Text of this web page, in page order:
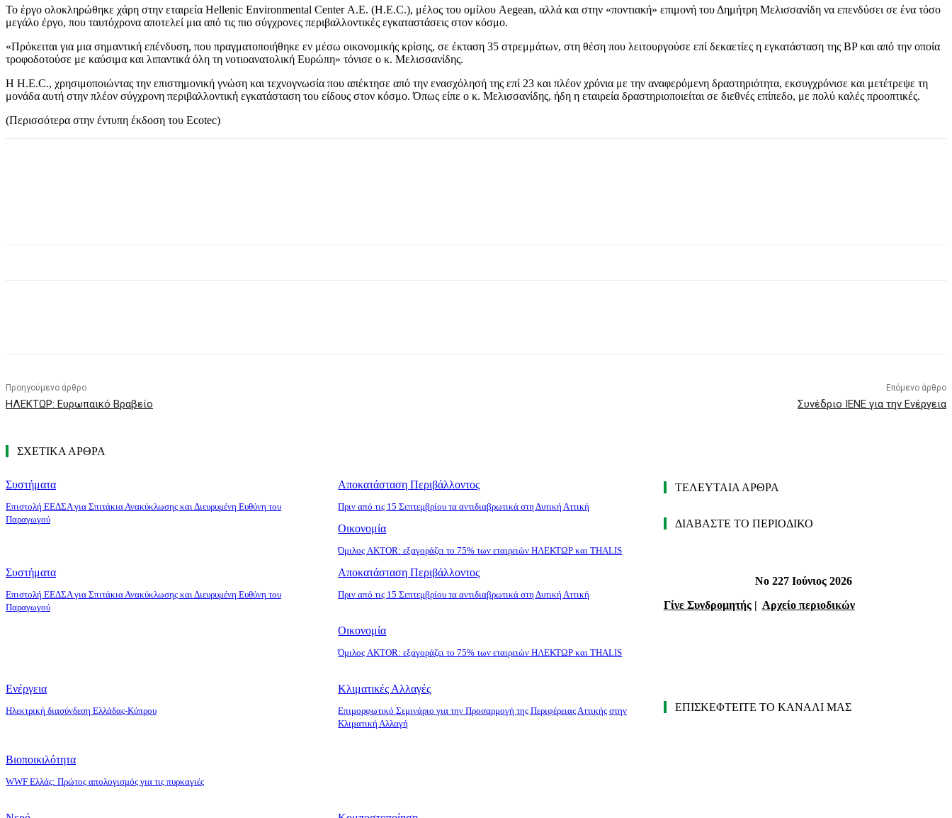
Το έργο ολοκληρώθηκε χάρη στην εταιρεία Hellenic Environmental Center Α.Ε. (H.E.C.), μέλος του ομίλου Aegean, αλλά και στην «ποντιακή» επιμονή του Δημήτρη Μελισσανίδη να επενδύσει σε ένα τόσο
μεγάλο έργο, που ταυτόχρονα αποτελεί μια από τις πιο σύγχρονες περιβαλλοντικές εγκαταστάσεις στον κόσμο.
«Πρόκειται για μια σημαντική επένδυση, που πραγματοποιήθηκε εν μέσω οικονομικής κρίσης, σε έκταση 35 στρεμμάτων, στη θέση που λειτουργούσε επί δεκαετίες η εγκατάσταση της BP και από την οποία
τροφοδοτούσε με καύσιμα και λιπαντικά όλη τη νοτιοανατολική Ευρώπη» τόνισε ο κ. Μελισσανίδης.
Η H.E.C., χρησιμοποιώντας την επιστημονική γνώση και τεχνογνωσία που απέκτησε από την ενασχόλησή της επί 23 και πλέον χρόνια με την αναφερόμενη δραστηριότητα, εκσυγχρόνισε και μετέτρεψε τη
μονάδα αυτή στην πλέον σύγχρονη περιβαλλοντική εγκατάσταση του είδους στον κόσμο. Όπως είπε ο κ. Μελισσανίδης, ήδη η εταιρεία δραστηριοποιείται σε διεθνές επίπεδο, με πολύ καλές προοπτικές.
(Περισσότερα στην έντυπη έκδοση του Ecotec)
Προηγούμενο άρθρο
ΗΛΕΚΤΩΡ: Ευρωπαικό Βραβείο
Επόμενο άρθρο
Συνέδριο ΙΕΝΕ για την Ενέργεια
ΣΧΕΤΙΚΑ ΑΡΘΡΑ
Συστήματα
Επιστολή ΕΕΔΣΑ για Σπιτάκια Ανακύκλωσης και Διευρυμένη Ευθύνη του
Παραγωγού
Αποκατάσταση Περιβάλλοντος
Πριν από τις 15 Σεπτεμβρίου τα αντιδιαβρωτικά στη Δυτική Αττική
Οικονομία
Όμιλος AKTOR: εξαγοράζει το 75% των εταιρειών ΗΛΕΚΤΩΡ και THALIS
ΤΕΛΕΥΤΑΙΑ ΑΡΘΡΑ
Συστήματα
Επιστολή ΕΕΔΣΑ για Σπιτάκια Ανακύκλωσης και Διευρυμένη Ευθύνη του
Παραγωγού
Αποκατάσταση Περιβάλλοντος
Πριν από τις 15 Σεπτεμβρίου τα αντιδιαβρωτικά στη Δυτική Αττική
Οικονομία
Όμιλος AKTOR: εξαγοράζει το 75% των εταιρειών ΗΛΕΚΤΩΡ και THALIS
Ενέργεια
Ηλεκτρική διασύνδεση Ελλάδας-Κύπρου
Κλιματικές Αλλαγές
Επιμορφωτικό Σεμινάριο για την Προσαρμογή της Περιφέρειας Αττικής στην
Κλιματική Αλλαγή
Βιοποικιλότητα
WWF Ελλάς: Πρώτος απολογισμός για τις πυρκαγιές
ΔΙΑΒΑΣΤΕ ΤΟ ΠΕΡΙΟΔΙΚΟ
Νο 227 Ιούνιος 2026
Γίνε Συνδρομητής| Αρχείο περιοδικών
ΕΠΙΣΚΕΦΤΕΙΤΕ ΤΟ ΚΑΝΑΛΙ ΜΑΣ